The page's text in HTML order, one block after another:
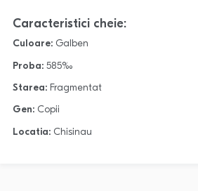
Caracteristici cheie:
Culoare:Galben
Proba:585‰
Starea:Fragmentat
Gen:Copii
Locatia:Chisinau